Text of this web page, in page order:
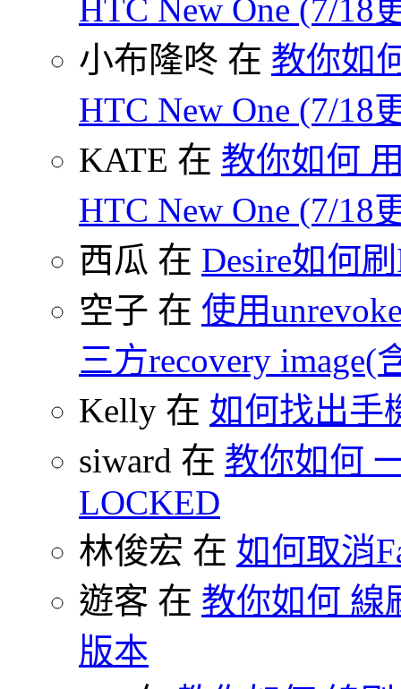
HTC New One (7/18
小布隆咚 在 教你如
HTC New One (7/18
KATE 在 教你如何
HTC New One (7/18
西瓜 在 Desire如何
空子 在 使用
三方recovery image(
Kelly 在 如何找出手
siward 在 教你如何
LOCKED
林俊宏 在 如何取消
遊客 在 教你如何 線
版本